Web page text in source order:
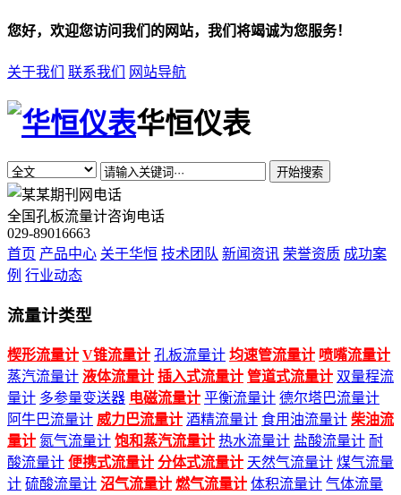
您好，欢迎您访问我们的网站，我们将竭诚为您服务！
关于我们 联系我们 网站导航
华恒仪表
开始搜索
全国孔板流量计咨询电话
029-89016663
首页 产品中心 关于华恒 技术团队 新闻资讯 荣誉资质 成功案
例 行业动态
流量计类型
楔形流量计 V锥流量计 孔板流量计 均速管流量计 喷嘴流量计
蒸汽流量计 液体流量计 插入式流量计 管道式流量计 双量程流
量计 多参量变送器 电磁流量计 平衡流量计 德尔塔巴流量计
阿牛巴流量计 威力巴流量计 酒精流量计 食用油流量计 柴油流
量计 氮气流量计 饱和蒸汽流量计 热水流量计 盐酸流量计 耐
酸流量计 便携式流量计 分体式流量计 天然气流量计 煤气流量
计 硫酸流量计 沼气流量计 燃气流量计 体积流量计 气体流量